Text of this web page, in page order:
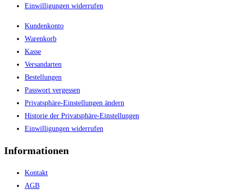
Einwilligungen widerrufen
Kundenkonto
Warenkorb
Kasse
Versandarten
Bestellungen
Passwort vergessen
Privatsphäre-Einstellungen ändern
Historie der Privatsphäre-Einstellungen
Einwilligungen widerrufen
Informationen
Kontakt
AGB